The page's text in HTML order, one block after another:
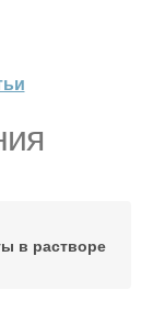
в растворе